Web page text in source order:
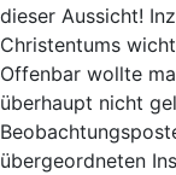
dieser Aussicht!
Christentums
Offenbar wollte
überhaupt nicht
übergeordneten